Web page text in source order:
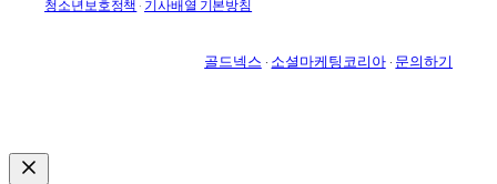
청소년보호정책 · 기사배열 기본방침
골드넥스 · 소셜마케팅코리아· 문의하기